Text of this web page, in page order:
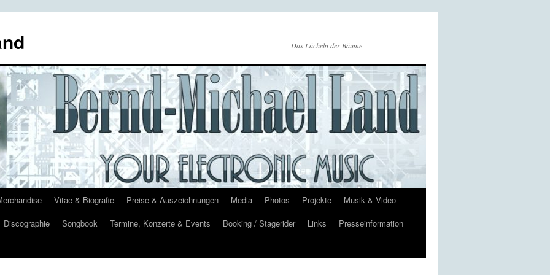
Das Lächeln der Bäume
Vitae & Biografie Preise & Auszeichnungen Media Photos Projekte
Musik & Video
Discographie Songbook Termine, Konzerte & Events Booking / Stagerider Links
Presseinformation